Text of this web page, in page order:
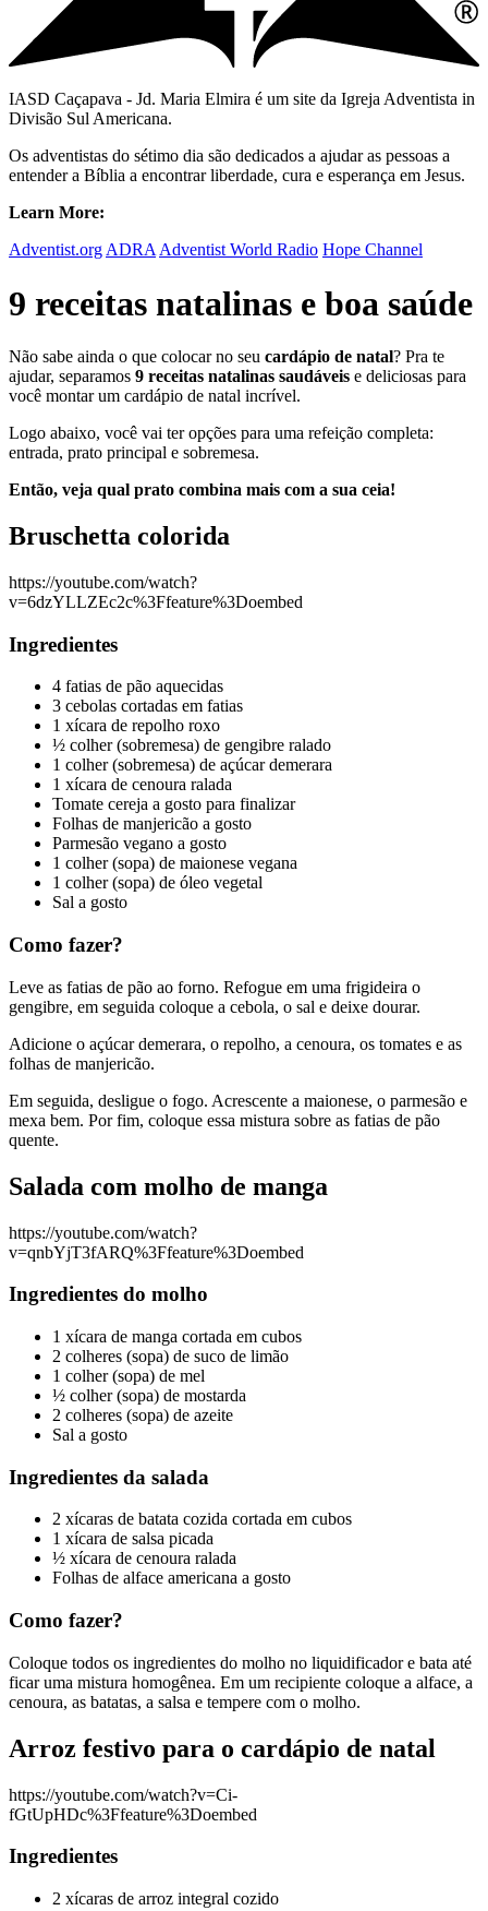
IASD Caçapava - Jd. Maria Elmira é um site da Igreja Adventista in
Divisão Sul Americana.
Os adventistas do sétimo dia são dedicados a ajudar as pessoas a
entender a Bíblia a encontrar liberdade, cura e esperança em Jesus.
Learn More:
Adventist.org ADRA Adventist World Radio Hope Channel
9 receitas natalinas e boa saúde
Não sabe ainda o que colocar no seu cardápio de natal? Pra te
ajudar, separamos 9 receitas natalinas saudáveis e deliciosas para
você montar um cardápio de natal incrível.
Logo abaixo, você vai ter opções para uma refeição completa:
entrada, prato principal e sobremesa.
Então, veja qual prato combina mais com a sua ceia!
Bruschetta colorida
https://youtube.com/watch?
v=6dzYLLZEc2c%3Ffeature%3Doembed
Ingredientes
4 fatias de pão aquecidas
3 cebolas cortadas em fatias
1 xícara de repolho roxo
½ colher (sobremesa) de gengibre ralado
1 colher (sobremesa) de açúcar demerara
1 xícara de cenoura ralada
Tomate cereja a gosto para finalizar
Folhas de manjericão a gosto
Parmesão vegano a gosto
1 colher (sopa) de maionese vegana
1 colher (sopa) de óleo vegetal
Sal a gosto
Como fazer?
Leve as fatias de pão ao forno. Refogue em uma frigideira o
gengibre, em seguida coloque a cebola, o sal e deixe dourar.
Adicione o açúcar demerara, o repolho, a cenoura, os tomates e as
folhas de manjericão.
Em seguida, desligue o fogo. Acrescente a maionese, o parmesão e
mexa bem. Por fim, coloque essa mistura sobre as fatias de pão
quente.
Salada com molho de manga
https://youtube.com/watch?
v=qnbYjT3fARQ%3Ffeature%3Doembed
Ingredientes do molho
1 xícara de manga cortada em cubos
2 colheres (sopa) de suco de limão
1 colher (sopa) de mel
½ colher (sopa) de mostarda
2 colheres (sopa) de azeite
Sal a gosto
Ingredientes da salada
2 xícaras de batata cozida cortada em cubos
1 xícara de salsa picada
½ xícara de cenoura ralada
Folhas de alface americana a gosto
Como fazer?
Coloque todos os ingredientes do molho no liquidificador e bata até
ficar uma mistura homogênea. Em um recipiente coloque a alface, a
cenoura, as batatas, a salsa e tempere com o molho.
Arroz festivo para o cardápio de natal
https://youtube.com/watch?v=Ci-
fGtUpHDc%3Ffeature%3Doembed
Ingredientes
2 xícaras de arroz integral cozido